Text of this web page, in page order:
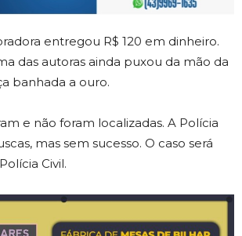
entregou R$ 120 em dinheiro.
das autoras ainda puxou da mão da
banhada a ouro.
e não foram localizadas. A Polícia
mas sem sucesso. O caso será
Civil.